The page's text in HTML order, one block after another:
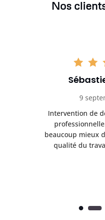
Nos
9
Intervention de
beaucoup mieux
qualité du